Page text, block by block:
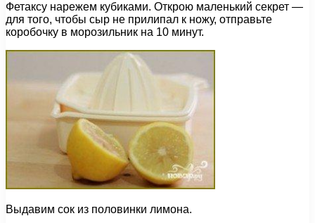
Фетаксу нарежем кубиками. Открою маленький секрет —
для того, чтобы сыр не прилипал к ножу, отправьте
коробочку в морозильник на 10 минут.
Выдавим сок из половинки лимона.